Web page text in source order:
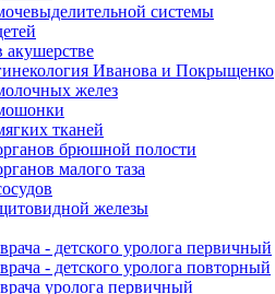
системы
акушерстве
Иванова и Покрыщенко
желез
тканей
брюшной полости
малого таза
железы
- детского уролога первичный
- детского уролога повторный
уролога первичный